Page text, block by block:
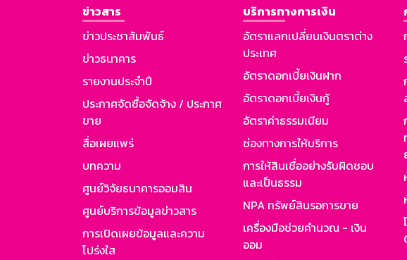
ข่าวสาร
ข่าวประชาสัมพันธ์
ข่าวธนาคาร
รายงานประจำปี
ประกาศจัดซื้อจัดจ้าง / ประกาศ
ขาย
สื่อเผยแพร่
บทความ
ศูนย์วิจัยธนาคารออมสิน
ศูนย์บริการข้อมูลข่าวสาร
การเปิดเผยข้อมูลและความ
โปร่งใส
บริการทางการเงิน
อัตราแลกเปลี่ยนเงินตราต่าง
ประเทศ
อัตราดอกเบี้ยเงินฝาก
อัตราดอกเบี้ยเงินกู้
อัตราค่าธรรมเนียม
ช่องทางการให้บริการ
การให้สินเชื่ออย่างรับผิดชอบ
และเป็นธรรม
NPA ทรัพย์สินรอการขาย
เครื่องมือช่วยคำนวณ - เงิน
ออม